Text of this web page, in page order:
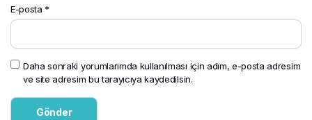
E-posta *
Daha sonraki yorumlarımda kullanılması için adım, e-posta adresim
ve site adresim bu tarayıcıya kaydedilsin.